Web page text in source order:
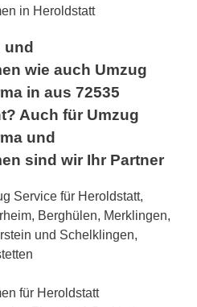
in Heroldstatt
und
wie auch Umzug
in aus 72535
Auch für Umzug
und
sind wir Ihr Partner
Service für Heroldstatt,
Berghülen, Merklingen,
und Schelklingen,
für Heroldstatt